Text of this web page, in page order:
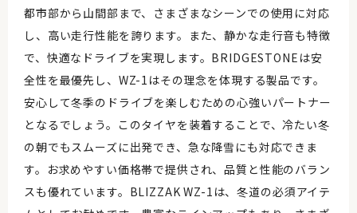
都市部から山間部まで、さまざまなシーンでの使用に対応
し、高い走行性能を誇ります。また、静かな走行音も特徴
で、快適なドライブを実現します。BRIDGESTONEは安
全性を最優先し、WZ-1はその理念を体現する製品です。
安心して冬季のドライブを楽しむための心強いパートナー
となるでしょう。このタイヤを装着することで、冷たい冬
の朝でもスムーズに出発でき、急な降雪にも対応できま
す。お求めやすい価格帯で提供され、品質と性能のバラン
スも優れています。BLIZZAK WZ-1は、冬道の必須アイテ